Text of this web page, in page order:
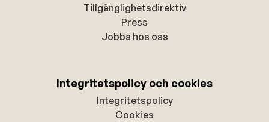
Tillgänglighetsdirektiv
Press
Jobba hos oss
Integritetspolicy och cookies
Integritetspolicy
Cookies